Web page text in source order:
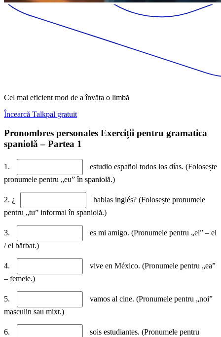
Cel mai eficient mod de a învăța o limbă
Încearcă Talkpal gratuit
Pronombres personales Exerciții pentru gramatica
spaniolă – Partea 1
1.
estudio español todos los días. (Folosește
pronumele pentru „eu” în spaniolă.)
2. ¿
hablas inglés? (Folosește pronumele
pentru „tu” informal în spaniolă.)
3.
es mi amigo. (Pronumele pentru „el” – el
/ el bărbat.)
4.
vive en México. (Pronumele pentru „ea”
– femeie.)
5.
vamos al cine. (Pronumele pentru „noi”
masculin sau mixt.)
6.
sois estudiantes. (Pronumele pentru